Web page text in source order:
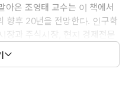
아온 조영태 교수는 이 책에서
향후 20년을 전망한다. 인구학
장과 주식시장, 현지 경제전문
조 및 사회변화상을 통해 독자
없는 깊이 있는 통찰을 얻게 될